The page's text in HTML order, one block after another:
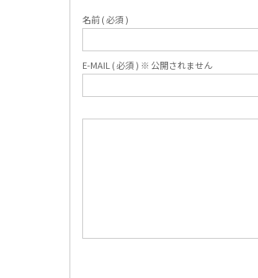
名前 ( 必須 )
E-MAIL ( 必須 ) ※ 公開されません